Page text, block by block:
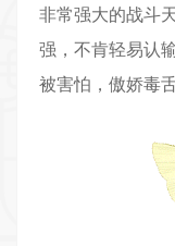
非常强大的战斗
强，不肯轻易认
被害怕，傲娇毒